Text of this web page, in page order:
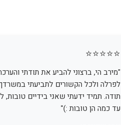
⭐⭐⭐⭐⭐
"היתה עורכת דין שלי וייצגה אותי מצוין
הצלחה."
ירון סלע